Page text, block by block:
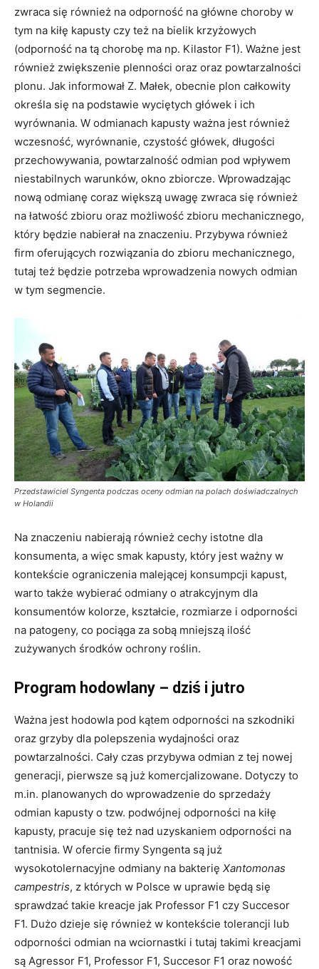
zwraca się również na odporność na główne choroby w
tym na kiłę kapusty czy też na bielik krzyżowych
(odporność na tą chorobę ma np. Kilastor F1). Ważne jest
również zwiększenie plenności oraz oraz powtarzalności
plonu. Jak informował Z. Małek, obecnie plon całkowity
określa się na podstawie wyciętych główek i ich
wyrównania. W odmianach kapusty ważna jest również
wczesność, wyrównanie, czystość główek, długości
przechowywania, powtarzalność odmian pod wpływem
niestabilnych warunków, okno zbiorcze. Wprowadzając
nową odmianę coraz większą uwagę zwraca się również
na łatwość zbioru oraz możliwość zbioru mechanicznego,
który będzie nabierał na znaczeniu. Przybywa również
firm oferujących rozwiązania do zbioru mechanicznego,
tutaj też będzie potrzeba wprowadzenia nowych odmian
w tym segmencie.
Przedstawiciel Syngenta podczas oceny odmian na polach doświadczalnych
w Holandii
Na znaczeniu nabierają również cechy istotne dla
konsumenta, a więc smak kapusty, który jest ważny w
kontekście ograniczenia malejącej konsumpcji kapust,
warto także wybierać odmiany o atrakcyjnym dla
konsumentów kolorze, kształcie, rozmiarze i odporności
na patogeny, co pociąga za sobą mniejszą ilość
zużywanych środków ochrony roślin.
Program hodowlany – dziś i jutro
Ważna jest hodowla pod kątem odporności na szkodniki
oraz grzyby dla polepszenia wydajności oraz
powtarzalności. Cały czas przybywa odmian z tej nowej
generacji, pierwsze są już komercjalizowane. Dotyczy to
m.in. planowanych do wprowadzenie do sprzedaży
odmian kapusty o tzw. podwójnej odporności na kiłę
kapusty, pracuje się też nad uzyskaniem odporności na
tantnisia. W ofercie firmy Syngenta są już
wysokotolernacyjne odmiany na bakterię Xantomonas
campestris, z których w Polsce w uprawie będą się
sprawdzać takie kreacje jak Professor F1 czy Succesor
F1. Dużo dzieje się również w kontekście tolerancji lub
odporności odmian na wciornastki i tutaj takimi kreacjami
są Agressor F1, Professor F1, Succesor F1 oraz nowość